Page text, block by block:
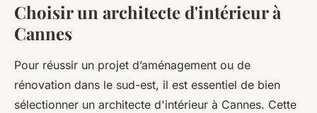
Choisir un architecte d'intérieur à
Cannes
Pour réussir un projet d’aménagement ou de
rénovation dans le sud-est, il est essentiel de bien
sélectionner un architecte d'intérieur à Cannes. Cette